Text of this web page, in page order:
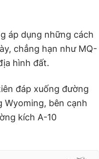
áp dụng những cách
chẳng hạn như MQ-
hình đất.
đáp xuống đường
bên cạnh
kích A-10